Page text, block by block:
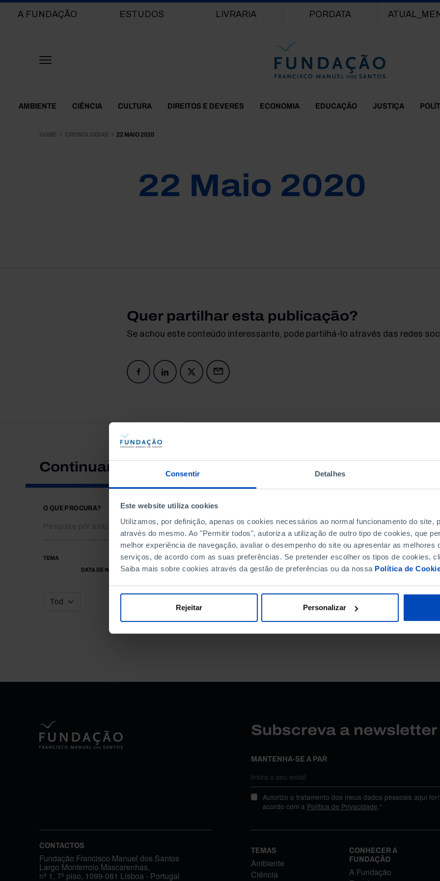
Consentir Detalhes
Este website utiliza cookies
Utilizamos, por definição, apenas os cookies necessários ao normal funcionamento do site,
através do mesmo. Ao "Permitir todos", autoriza a utilização de outro tipo de cookies, que
melhor experiência de navegação, avaliar o desempenho do site ou apresentar as melhores
serviços, de acordo com as suas preferências. Se pretender escolher os tipos de cookies,
Saiba mais sobre cookies através da gestão de preferências ou da nossa Política de
Rejeitar Personalizar
Main navigation
A FUNDAÇÃO ESTUDOS LIVRARIA PORDATA
Themes Menu
AMBIENTE CIÊNCIA CULTURA DIREITOS E DEVERES ECONOMIA EDUCAÇÃO JUSTIÇA
HOME CRONOLOGIAS 22 MAIO 2020
22 Maio 2020
Quer partilhar esta publicação?
Se achou este conteúdo interessante, pode partilhá-lo através das redes
Continuar a pesquisar
O QUE PROCURA?
TEMA
DATA DE INÍCIO
DATA DE FIM
Subscreva a
MANTENHA-SE A PAR
Autorizo o tratamento dos meus dados pessoais aqui
acordo com a Política de Privacidade.*
CONTACTOS
Fundação Francisco Manuel dos Santos
Largo Monterroio Mascarenhas,
nº 1, 7º piso, 1099-081 Lisboa - Portugal
TEMAS
Ambiente
Ciência
CONHECER A
FUNDAÇÃO
A Fundação